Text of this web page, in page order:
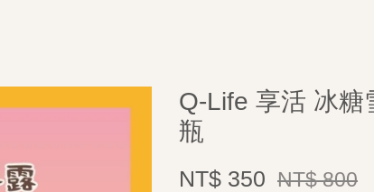
Q-Life 享活 冰糖
瓶
NT$ 350 NT$ 800